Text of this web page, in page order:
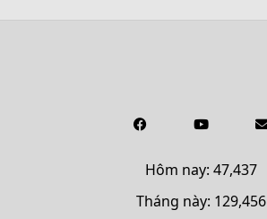
Hôm nay: 47,437
Tháng này: 129,456